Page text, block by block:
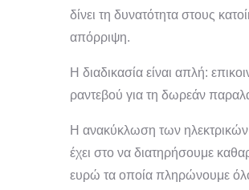
δίνει τη δυνατότητα στους
απόρριψη.
Η διαδικασία είναι απλή:
ραντεβού για τη δωρεάν
Η ανακύκλωση των
έχει στο να διατηρήσουμε
ευρώ τα οποία πληρώνουμε